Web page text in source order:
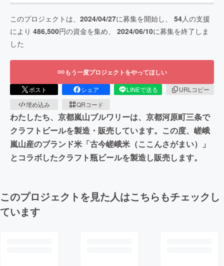
このプロジェクトは、 2024/04/27に募集を開始し、 54人の支援
により 486,500円の資金を集め、 2024/06/10に募集を終了しま
した
もう一度プロジェクトをやってほしい
ポスト シェア LINEで送る
URLコピー
埋め込み
QRコード
わたしたち、京都嵐山ブルワリーは、京都河原町三条で
クラフトビールを製造・販売しています。この度、嵯峨
嵐山産のブランド米「古今嵯峨米（ここんさがまい）」
とコラボしたクラフト瓶ビールを製造し販売します。
このプロジェクトを見た人はこちらもチェックし
ています